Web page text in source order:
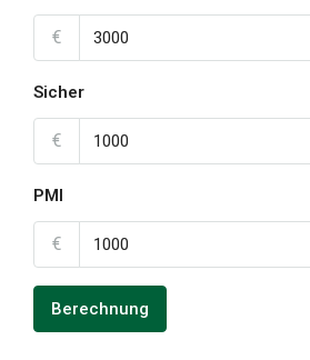
€
Sicher
€
PMI
€
Berechnung